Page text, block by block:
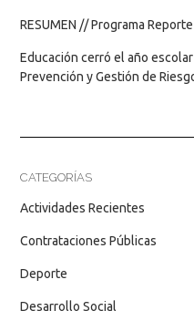
RESUMEN // Programa
Educación cerró el año
Prevención y Gestión de
CATEGORÍAS
Actividades Recientes
Contrataciones Públicas
Deporte
Desarrollo Social